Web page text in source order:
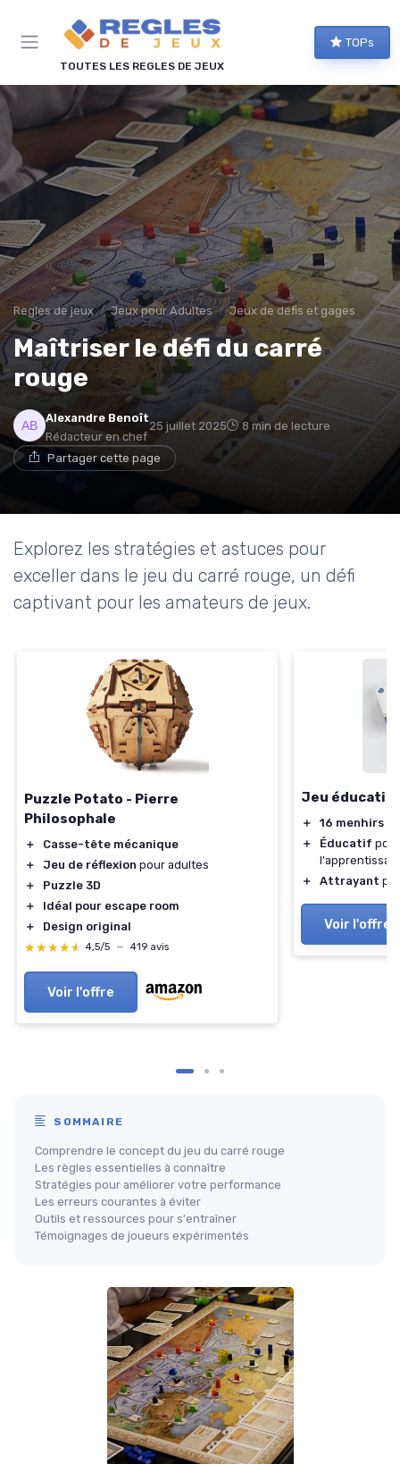
TOUTES LES REGLES DE JEUX
TOPs
Regles de jeux Jeux pour Adultes Jeux de défis et gages
Maîtriser le défi du carré
rouge
Alexandre Benoît
Rédacteur en chef
25 juillet 2025 8 min de lecture
Partager cette page
Explorez les stratégies et astuces pour
exceller dans le jeu du carré rouge, un défi
captivant pour les amateurs de jeux.
Puzzle Potato - Pierre
Philosophale
＋
Casse-tête mécanique
＋
Jeu de réflexion pour adultes
＋
Puzzle 3D
＋
Idéal pour escape room
＋
Design original
★★★★★
★★★★★ 4,5/5 — 419 avis
Voir l'offre
Jeu éducatif
＋ 16 menhirs
＋
Éducatif
＋
Attrayant
Voir l'offre
SOMMAIRE
Comprendre le concept du jeu du carré rouge
Les règles essentielles à connaître
Stratégies pour améliorer votre performance
Les erreurs courantes à éviter
Outils et ressources pour s'entraîner
Témoignages de joueurs expérimentés